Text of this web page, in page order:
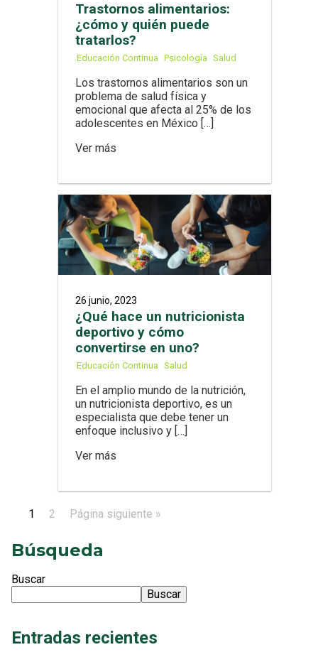
Trastornos alimentarios:
¿cómo y quién puede
tratarlos?
Educación Continua Psicología Salud
Los trastornos alimentarios son un
problema de salud física y
emocional que afecta al 25% de los
adolescentes en México […]
Ver más
26 junio, 2023
¿Qué hace un nutricionista
deportivo y cómo
convertirse en uno?
Educación Continua Salud
En el amplio mundo de la nutrición,
un nutricionista deportivo, es un
especialista que debe tener un
enfoque inclusivo y […]
Ver más
1 2 Página siguiente »
Búsqueda
Buscar
Buscar
Entradas recientes